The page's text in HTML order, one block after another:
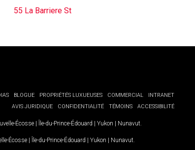
55 La Barriere St
BLOGUE PROPRIÉTÉS LUXUEUSES COMMERCIAL
INTRANET
AVIS JURIDIQUE
CONFIDENTIALITÉ TÉMOINS ACCESSIBILITÉ
Écosse | Île-du-Prince-Édouard | Yukon | Nunavut
Écosse | Île-du-Prince-Édouard | Yukon | Nunavut